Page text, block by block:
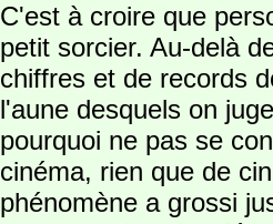
C'est à croire que
petit sorcier. Au-delà
chiffres et de records
l'aune desquels on
pourquoi ne pas se
cinéma, rien que de
phénomène a grossi